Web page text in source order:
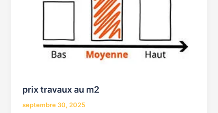
prix travaux au m2
septembre 30, 2025